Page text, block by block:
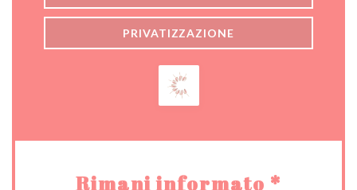
PRIVATIZZAZIONE
Rimani informato *